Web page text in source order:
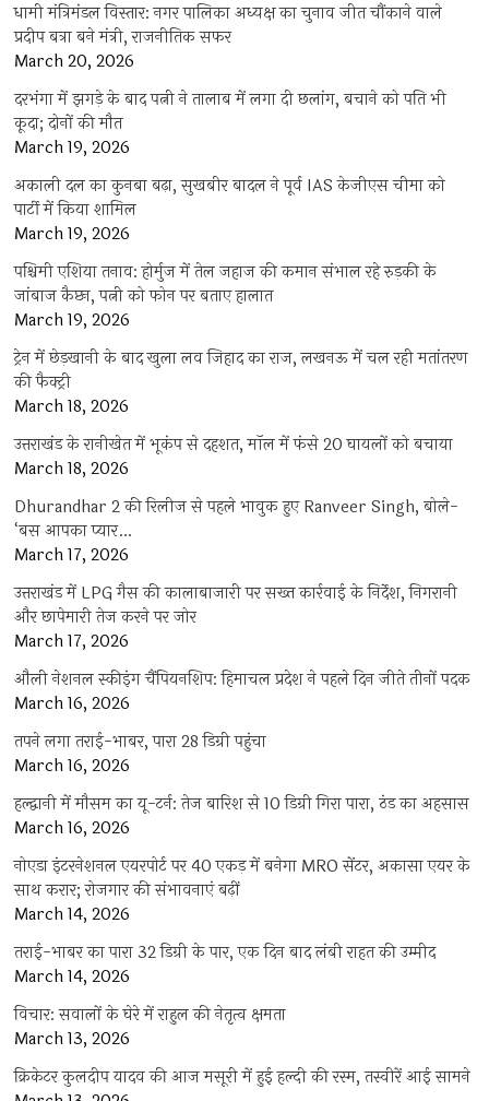
धामी मंत्रिमंडल विस्तार: नगर पालिका अध्यक्ष का चुनाव जीत चौंकाने वाले
प्रदीप बत्रा बने मंत्री, राजनीतिक सफर
March 20, 2026
दरभंगा में झगड़े के बाद पत्नी ने तालाब में लगा दी छलांग, बचाने को पति भी
कूदा; दोनों की मौत
March 19, 2026
अकाली दल का कुनबा बढ़ा, सुखबीर बादल ने पूर्व IAS केजीएस चीमा को
पार्टी में किया शामिल
March 19, 2026
पश्चिमी एशिया तनाव: होर्मुज में तेल जहाज की कमान संभाल रहे रुड़की के
जांबाज कैप्टन, पत्नी को फोन पर बताए हालात
March 19, 2026
ट्रेन में छेड़खानी के बाद खुला लव जिहाद का राज, लखनऊ में चल रही मतांतरण
की फैक्ट्री
March 18, 2026
उत्तराखंड के रानीखेत में भूकंप से दहशत, मॉल में फंसे 20 घायलों को बचाया
March 18, 2026
Dhurandhar 2 की रिलीज से पहले भावुक हुए Ranveer Singh, बोले-
‘बस आपका प्यार…
March 17, 2026
उत्तराखंड में LPG गैस की कालाबाजारी पर सख्त कार्रवाई के निर्देश, निगरानी
और छापेमारी तेज करने पर जोर
March 17, 2026
औली नेशनल स्कीइंग चैंपियनशिप: हिमाचल प्रदेश ने पहले दिन जीते तीनों पदक
March 16, 2026
तपने लगा तराई-भाबर, पारा 28 डिग्री पहुंचा
March 16, 2026
हल्द्वानी में मौसम का यू-टर्न: तेज बारिश से 10 डिग्री गिरा पारा, ठंड का अहसास
March 16, 2026
नोएडा इंटरनेशनल एयरपोर्ट पर 40 एकड़ में बनेगा MRO सेंटर, अकासा एयर के
साथ करार; रोजगार की संभावनाएं बढ़ीं
March 14, 2026
तराई-भाबर का पारा 32 डिग्री के पार, एक दिन बाद लंबी राहत की उम्मीद
March 14, 2026
विचार: सवालों के घेरे में राहुल की नेतृत्व क्षमता
March 13, 2026
क्रिकेटर कुलदीप यादव की आज मसूरी में हुई हल्दी की रस्म, तस्वीरें आई सामने